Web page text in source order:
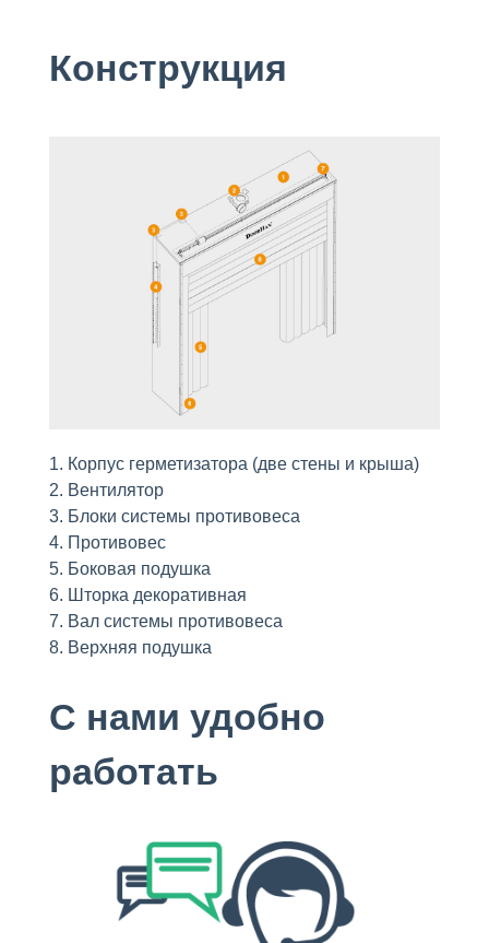
Конструкция
1. Корпус герметизатора (две стены и крыша)
2. Вентилятор
3. Блоки системы противовеса
4. Противовес
5. Боковая подушка
6. Шторка декоративная
7. Вал cиcтемы противовеса
8. Верхняя подушка
С нами удобно
работать